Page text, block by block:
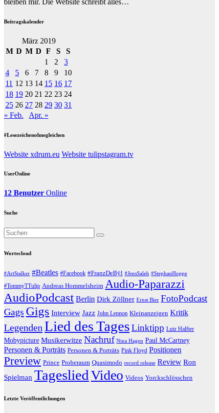
Beitragskalender
März 2019
M D M D F S
S
1
2
3
4
5 6 7 8 9
10
11 12 13 14 15 16 17
18 19 20 21 22 23 24
25 26 27 28 29 30 31
« Feb.
Apr. »
#Lesezeichenohnegleichen
Website xdrum.eu Website tulipstagram.tv
UserOnline
12 Benutzer Online
Suche
Wortecloud
#ArtStalker #Beatles #Facebook #FranzDeBÿl #JensSaleh #StephanHoppe
#TommyTTulip Andreas Hommelsheim Audio-Paparazzi
AudioPodcast Berlin Dirk Zöllner Ernst Bier FotoPodcast
Gags Gigs Interview Jazz John Lennon Kleinanzeigen Kritik
Legenden Lied des TagesLinktipp Lutz Halfter
Mobypicture Musikerwitze Nachruf Nina Hagen Paul McCartney
Personen & Porträts Personen & Porträts Pink Floyd Positionen
Preview Prince Proberaum Quasimodo record release Review Ron
Spielman TagesliedVideo Videos Yorckschlösschen
Letzte Veröffentlichungen